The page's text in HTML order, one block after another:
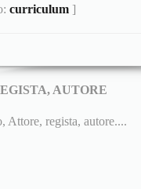
curriculum ]
AUTORE
Attore, regista, autore....